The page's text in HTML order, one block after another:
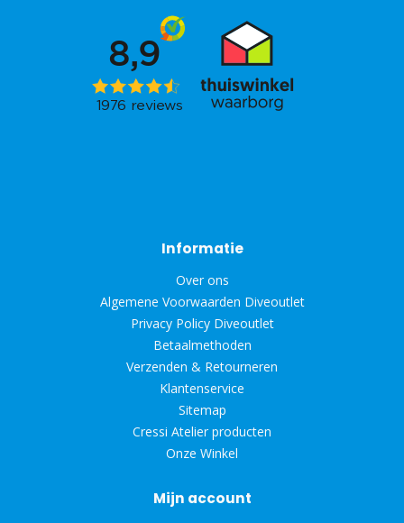
Informatie
Over ons
Algemene Voorwaarden Diveoutlet
Privacy Policy Diveoutlet
Betaalmethoden
Verzenden & Retourneren
Klantenservice
Sitemap
Cressi Atelier producten
Onze Winkel
Mijn account